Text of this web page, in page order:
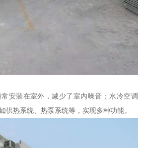
安装在室外，减少了室内噪音；水冷空调
供热系统、热泵系统等，实现多种功能。